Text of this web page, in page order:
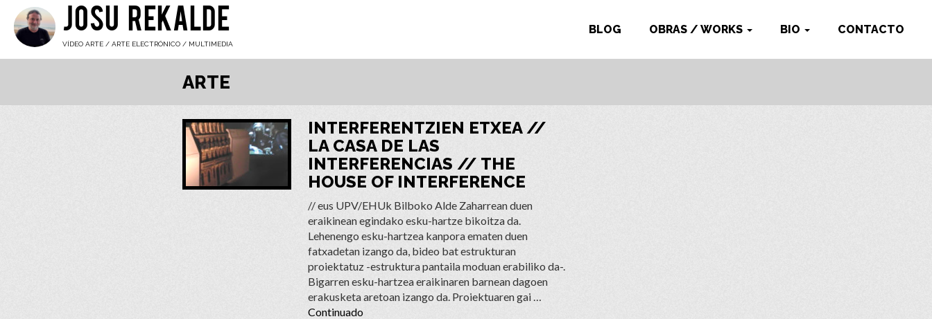
JOSU REKALDE
VÍDEO ARTE / ARTE ELECTRÓNICO / MULTIMEDIA
BLOG OBRAS / WORKS BIO CONTACTO
ARTE
INTERFERENTZIEN ETXEA //
LA CASA DE LAS
INTERFERENCIAS // THE
HOUSE OF INTERFERENCE
// eus UPV/EHUk Bilboko Alde Zaharrean duen
eraikinean egindako esku-hartze bikoitza da.
Lehenengo esku-hartzea kanpora ematen duen
fatxadetan izango da, bideo bat estrukturan
proiektatuz -estruktura pantaila moduan erabiliko da-.
Bigarren esku-hartzea eraikinaren barnean dagoen
erakusketa aretoan izango da. Proiektuaren gai …
Continuado